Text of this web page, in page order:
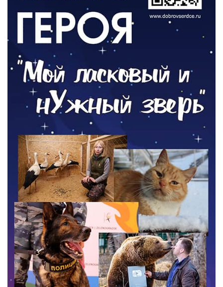
Новый настил на экотропе
05.08.2026